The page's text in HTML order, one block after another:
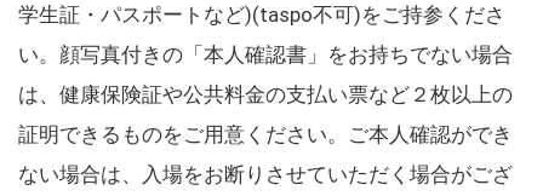
学生証・パスポートなど)(taspo不可)をご持参くださ
い。顔写真付きの「本人確認書」をお持ちでない場合
は、健康保険証や公共料金の支払い票など２枚以上の
証明できるものをご用意ください。ご本人確認ができ
ない場合は、入場をお断りさせていただく場合がござ